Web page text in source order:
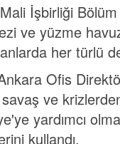
İşbirliği
ve yüzme
her türlü
Ofis
ve
yardımcı
kullandı.